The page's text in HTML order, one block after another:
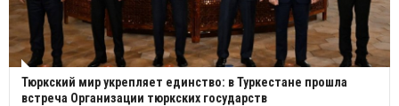
Тюркский мир укрепляет единство: в Туркестане прошла
встреча Организации тюркских государств